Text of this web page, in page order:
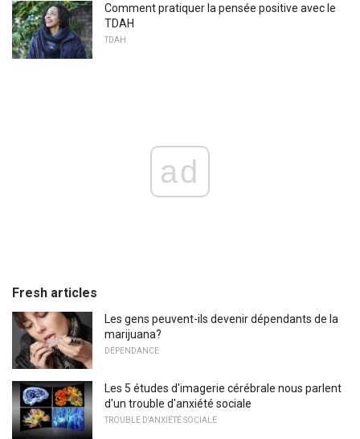
Comment pratiquer la pensée positive avec le
TDAH
TDAH
ad
Fresh articles
Les gens peuvent-ils devenir dépendants de la
marijuana?
DÉPENDANCE
Les 5 études d'imagerie cérébrale nous parlent
d'un trouble d'anxiété sociale
TROUBLE D'ANXIÉTÉ SOCIALE